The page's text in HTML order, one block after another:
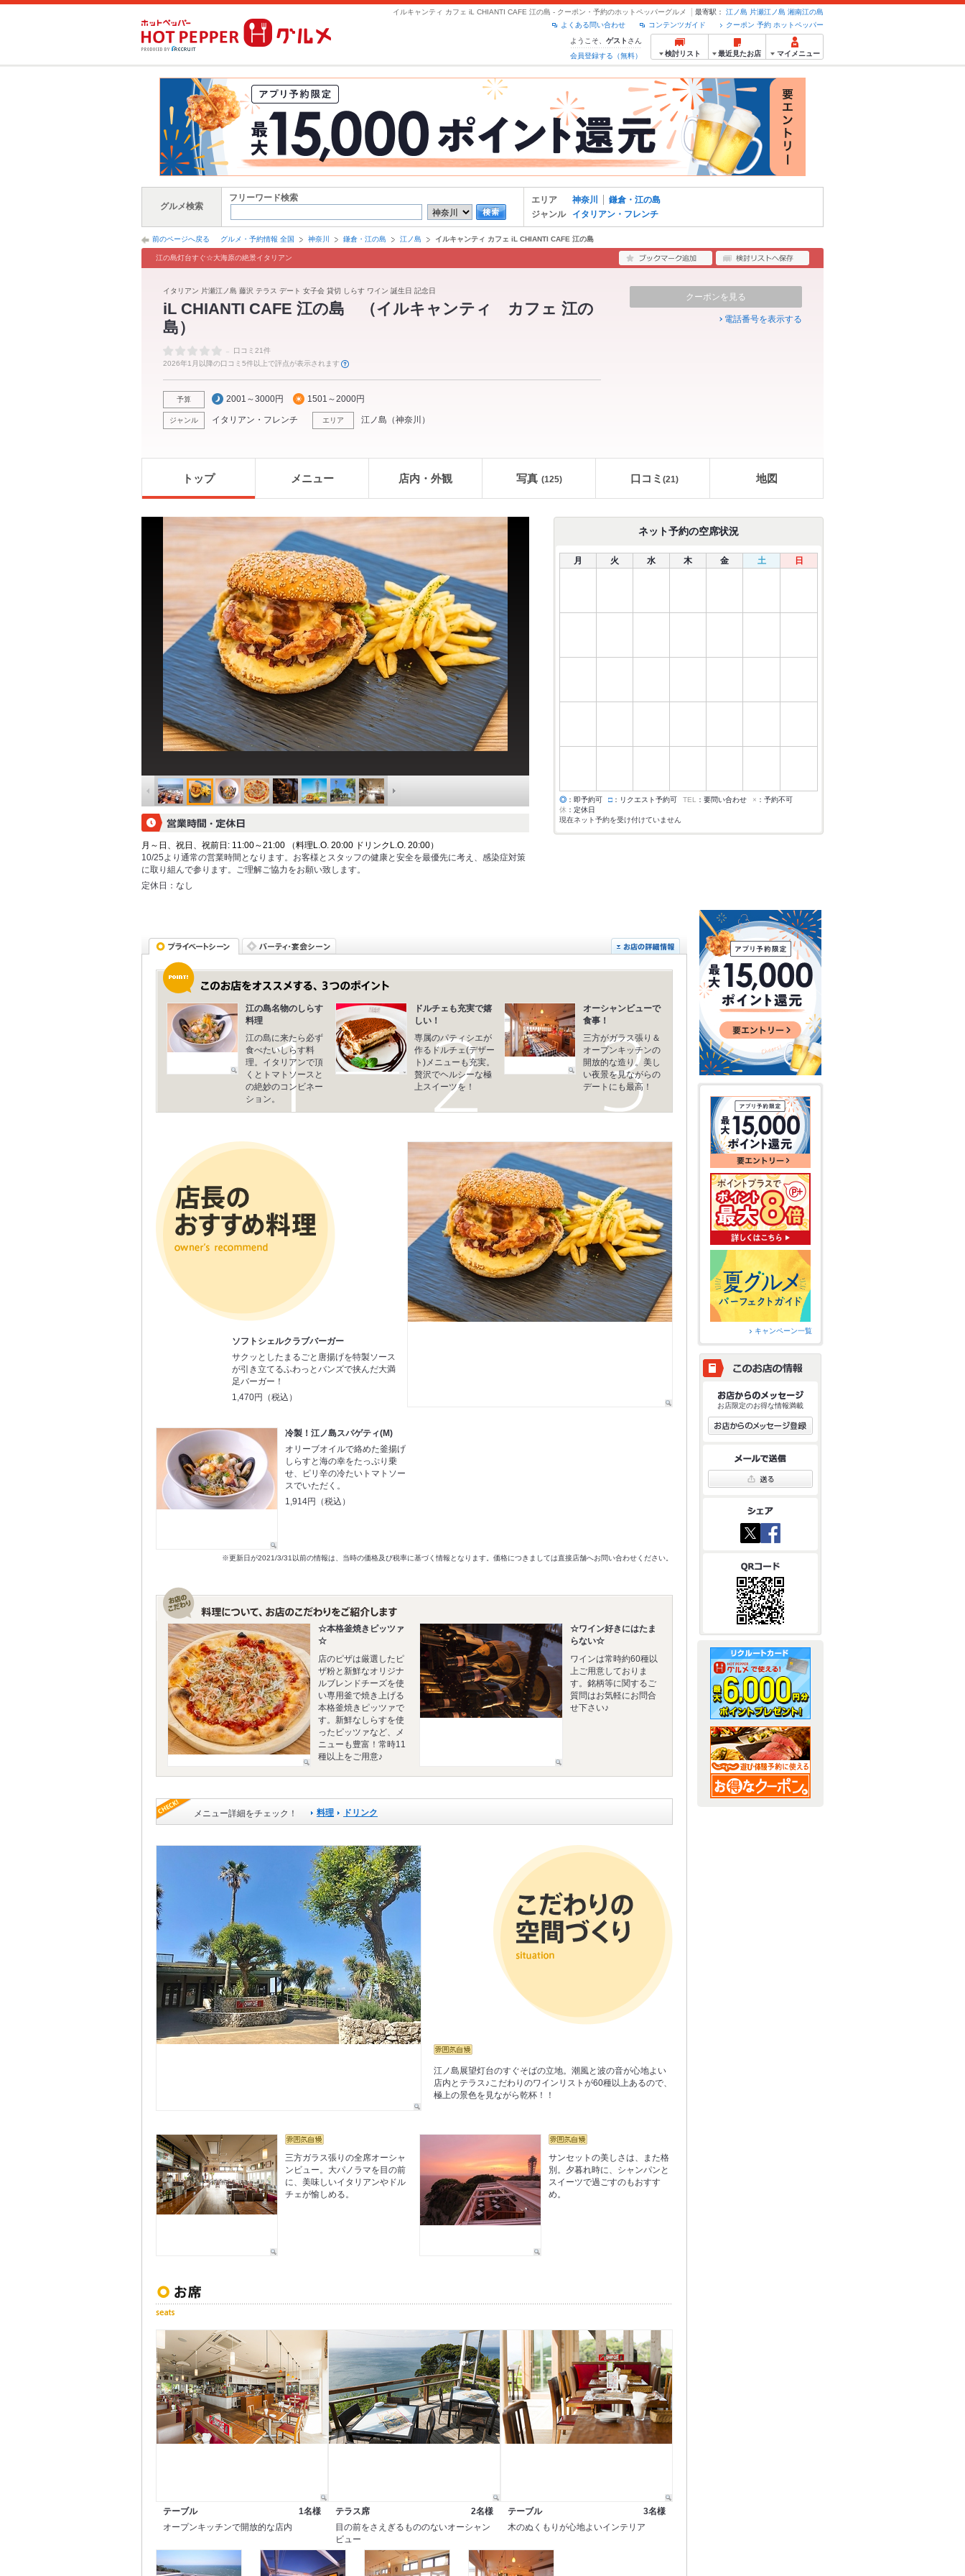
イルキャンティ カフェ iL CHIANTI CAFE 江の島 - クーポン・予約のホットペッパーグルメ 最寄駅： 江ノ島 片瀬江ノ島 湘南江の島
クーポン 予約 ホットペッパー
コンテンツガイド
よくある問い合わせ
ようこそ、 ゲスト さん
会員登録する（無料）
検討リスト 最近見たお店 マイメニュー
グルメ検索
フリーワード検索 エリア 神奈川
鎌倉・江の島
ジャンル
イタリアン・フレンチ
前のページへ戻る グルメ・予約情報 全国 神奈川 鎌倉・江の島 江ノ島 イルキャンティ カフェ iL CHIANTI CAFE 江の島
江の島灯台すぐ☆大海原の絶景イタリアン
イタリアン 片瀬江ノ島 藤沢 テラス デート 女子会 貸切 しらす ワイン 誕生日 記念日
iL CHIANTI CAFE 江の島 （イルキャンティ カフェ 江の
島）
-
口コミ21件
2026年1月以降の口コミ5件以上で評点が表示されます
予算 2001～3000円 1501～2000円
ジャンル イタリアン・フレンチ エリア 江ノ島 （神奈川 ）
クーポンを見る
電話番号を表示する
トップ メニュー 店内・外観 写真 (125) 口コミ (21) 地図
月～日、祝日、祝前日: 11:00～21:00 （料理L.O. 20:00 ドリンクL.O. 20:00）
10/25より通常の営業時間となります。お客様とスタッフの健康と安全を最優先に考え、感染症対策
に取り組んで参ります。ご理解ご協力をお願い致します。
定休日： なし
ネット予約の空席状況
月 火 水 木 金 土 日
◎ ：即予約可 □ ：リクエスト予約可 TEL ：要問い合わせ × ：予約不可
休 ：定休日
現在ネット予約を受け付けていません
江の島名物のしらす
料理
江の島に来たら必ず
食べたいしらす料
理。イタリアンで頂
くとトマトソースと
の絶妙のコンビネー
ション。
ドルチェも充実で嬉
しい！
専属のパティシエが
作るドルチェ(デザー
ト)メニューも充実。
贅沢でヘルシーな極
上スイーツを！
オーシャンビューで
食事！
三方がガラス張り＆
オープンキッチンの
開放的な造り。美し
い夜景を見ながらの
デートにも最高！
ソフトシェルクラブバーガー
サクッとしたまるごと唐揚げを特製ソース
が引き立てるふわっとバンズで挟んだ大満
足バーガー！
1,470円（税込）
冷製！江ノ島スパゲティ(M)
オリーブオイルで絡めた釜揚げ
しらすと海の幸をたっぷり乗
せ、ピリ辛の冷たいトマトソー
スでいただく。
1,914円（税込）
※更新日が2021/3/31以前の情報は、当時の価格及び税率に基づく情報となります。価格につきましては直接店舗へお問い合わせください。
☆本格釜焼きピッツァ
☆
店のピザは厳選したピ
ザ粉と新鮮なオリジナ
ルブレンドチーズを使
い専用釜で焼き上げる
本格釜焼きピッツァで
す。新鮮なしらすを使
ったピッツァなど、メ
ニューも豊富！常時11
種以上をご用意♪
☆ワイン好きにはたま
らない☆
ワインは常時約60種以
上ご用意しておりま
す。銘柄等に関するご
質問はお気軽にお問合
せ下さい♪
メニュー詳細をチェック！ 料理 ドリンク
江ノ島展望灯台のすぐそばの立地。潮風と波の音が心地よい
店内とテラス♪こだわりのワインリストが60種以上あるので、
極上の景色を見ながら乾杯！！
三方ガラス張りの全席オーシャ
ンビュー。大パノラマを目の前
に、美味しいイタリアンやドル
チェが愉しめる。
サンセットの美しさは、また格
別。夕暮れ時に、シャンパンと
スイーツで過ごすのもおすす
め。
テーブル
1名様
オープンキッチンで開放的な店内
テラス席
2名様
目の前をさえぎるもののないオーシャン
ビュー
テーブル
3名様
木のぬくもりが心地よいインテリア
キャンペーン一覧
お店限定のお得な情報満載